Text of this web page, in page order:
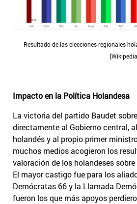
Resultado de las elecciones regionales
Impacto en la Política Holandesa
La victoria del partido Baudet
directamente al Gobierno central,
holandés y al propio primer
muchos medios acogieron los
valoración de los holandeses
El mayor castigo fue para los
Demócratas 66 y la Llamada
fueron los que más apoyos